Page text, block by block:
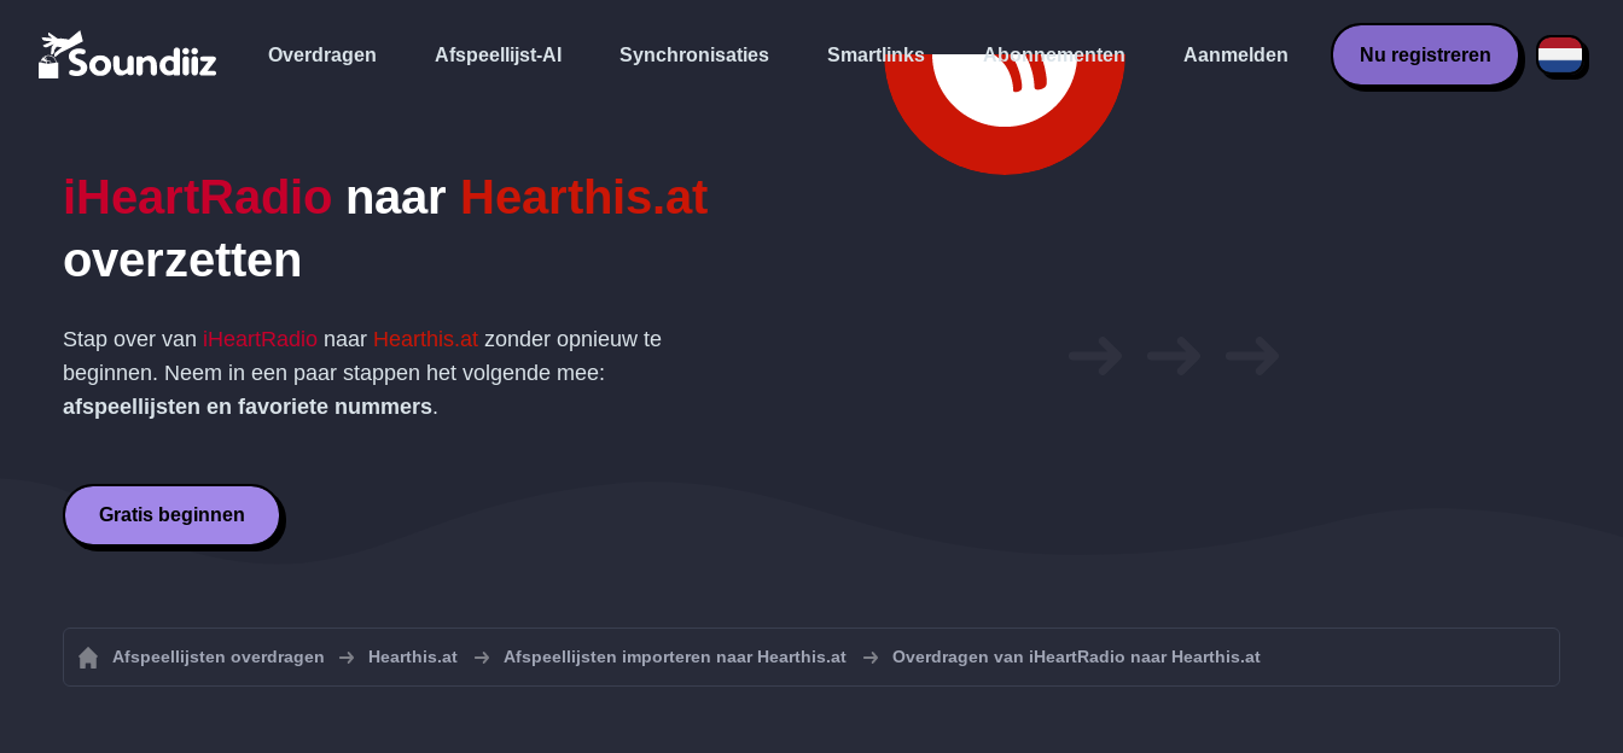
Overdragen Afspeellijst-AI Synchronisaties Smartlinks Abonnementen Aanmelden Nu registreren
iHeartRadio naar Hearthis.at
overzetten
Stap over van iHeartRadio naar Hearthis.at zonder opnieuw te
beginnen. Neem in een paar stappen het volgende mee:
afspeellijsten en favoriete nummers.
Gratis beginnen
Afspeellijsten overdragen Hearthis.at Afspeellijsten importeren naar Hearthis.at Overdragen van iHeartRadio naar Hearthis.at